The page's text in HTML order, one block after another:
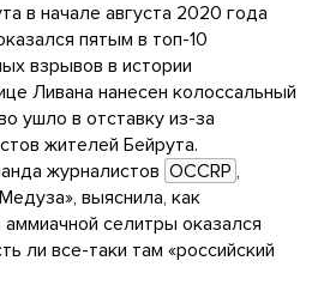
в начале августа 2020 года
пятым в топ-10
взрывов в истории
Ливана нанесен колоссальный
ушло в отставку из-за
жителей Бейрута.
журналистов OCCRP ,
выяснила, как
селитры оказался
ли все-таки там «российский